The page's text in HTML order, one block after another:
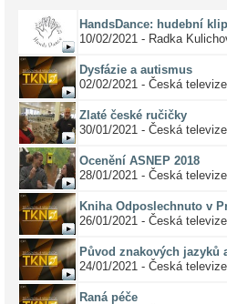
HandsDance: hudební
10/02/2021 - Radka
Dysfázie a autismus
02/02/2021 - Česká televize
Zlaté české ručičky
30/01/2021 - Česká televize
Ocenění ASNEP 2018
28/01/2021 - Česká televize
Kniha Odposlechnuto v
26/01/2021 - Česká televize
Původ znakových jazyků
24/01/2021 - Česká televize
Raná péče